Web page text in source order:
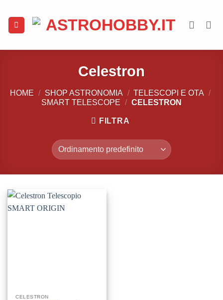
contenuti
Celestron
HOME / SHOP ASTRONOMIA / TELESCOPI E OTA /
SMART TELESCOPE / CELESTRON
FILTRA
CELESTRON